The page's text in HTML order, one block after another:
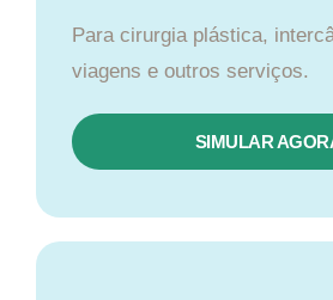
Para cirurgia plástica,
viagens e outros serviços.
SIMULAR